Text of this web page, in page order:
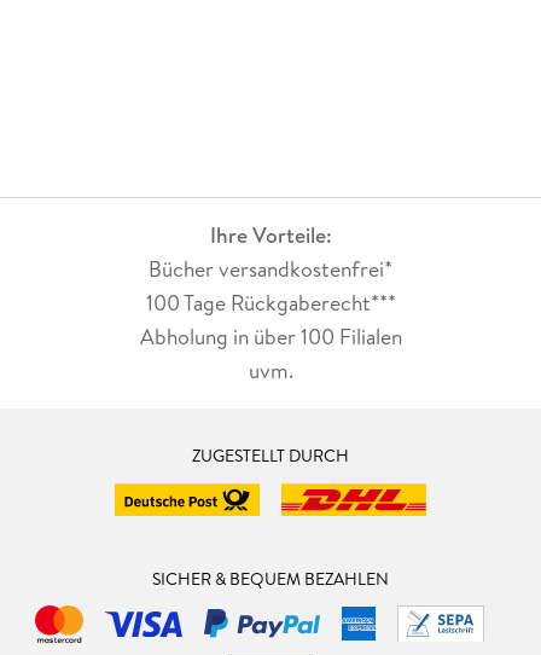
Ihre Vorteile:
Bücher versandkostenfrei*
100 Tage Rückgaberecht***
Abholung in über 100 Filialen
uvm.
ZUGESTELLT DURCH
SICHER & BEQUEM BEZAHLEN